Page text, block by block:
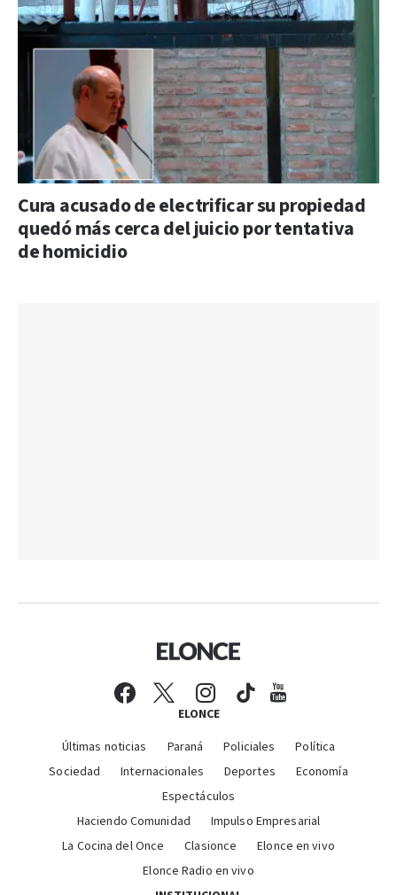
Cura acusado de electrificar su propiedad
quedó más cerca del juicio por tentativa
de homicidio
ELONCE
Últimas noticias Paraná Policiales
Política
Sociedad
Internacionales Deportes
Economía
Espectáculos
Haciendo Comunidad
Impulso Empresarial
La Cocina del Once
Clasionce
Elonce en vivo
Elonce Radio en vivo